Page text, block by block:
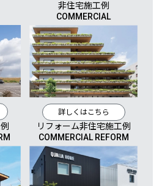
非住宅施工例
COMMERCIAL
詳しくはこちら
リフォーム非住宅施工例
COMMERCIAL REFORM